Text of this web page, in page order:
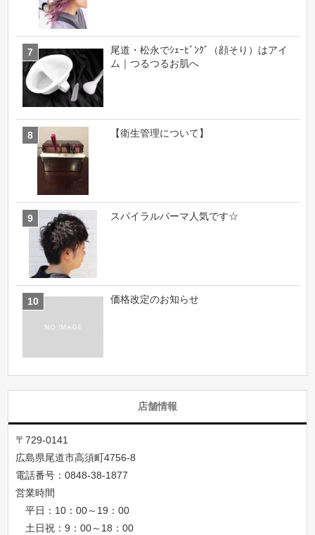
尾道・松永でｼｪｰﾋﾞﾝｸﾞ（顔そり）はアイ
ム｜つるつるお肌へ
【衛生管理について】
スパイラルパーマ人気です☆
価格改定のお知らせ
店舗情報
〒729-0141
広島県尾道市高須町4756-8
電話番号：0848-38-1877
営業時間
平日：10：00～19：00
土日祝：9：00～18：00